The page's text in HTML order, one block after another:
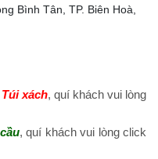
Bình Tân, TP. Biên Hoà,
xách, quí khách vui lòng
, quí khách vui lòng click